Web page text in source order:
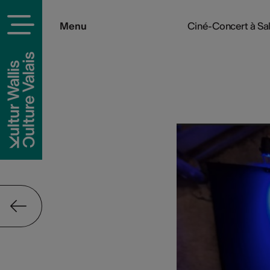
Menu Ciné-Concert à